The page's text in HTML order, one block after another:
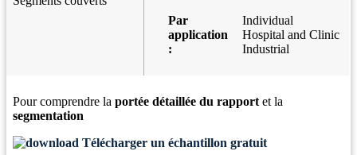
Par
application
:
Individual
Hospital and Clinic
Industrial
Pour comprendre la portée détaillée du rapport et la
segmentation
Télécharger un échantillon gratuit